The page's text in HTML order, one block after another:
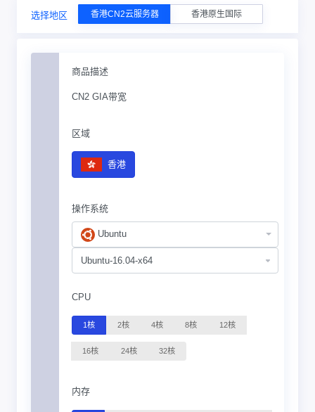
选择地区 香港CN2云服务器 香港原生国际
商品描述
CN2 GIA带宽
区域
香港
操作系统
Ubuntu
CPU
1核 2核 4核 8核 12核
16核 24核 32核
内存